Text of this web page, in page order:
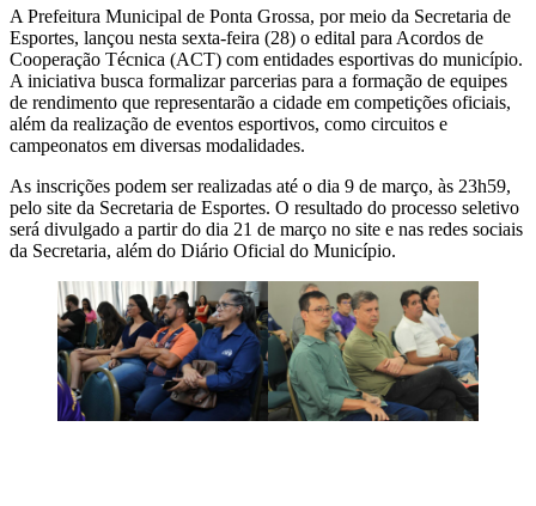
A Prefeitura Municipal de Ponta Grossa, por meio da Secretaria de
Esportes, lançou nesta sexta-feira (28) o edital para Acordos de
Cooperação Técnica (ACT) com entidades esportivas do município.
A iniciativa busca formalizar parcerias para a formação de equipes
de rendimento que representarão a cidade em competições oficiais,
além da realização de eventos esportivos, como circuitos e
campeonatos em diversas modalidades.
As inscrições podem ser realizadas até o dia 9 de março, às 23h59,
pelo site da Secretaria de Esportes. O resultado do processo seletivo
será divulgado a partir do dia 21 de março no site e nas redes sociais
da Secretaria, além do Diário Oficial do Município.